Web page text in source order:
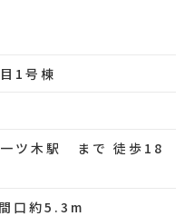
1号棟
ツ木駅 まで 徒歩18
口約5.3m